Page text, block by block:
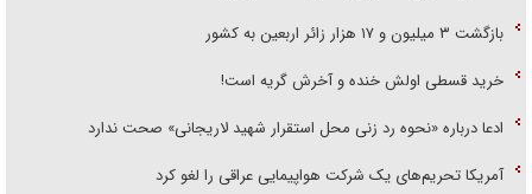
بازگشت ۳ میلیون و ۱۷ هزار زائر اربعین به کشور
خرید قسطی اولش خنده و آخرش گریه است!
ادعا درباره «نحوه رد زنی محل استقرار شهید لاریجانی» صحت ندارد
آمریکا تحریم‌های یک شرکت هواپیمایی عراقی را لغو کرد